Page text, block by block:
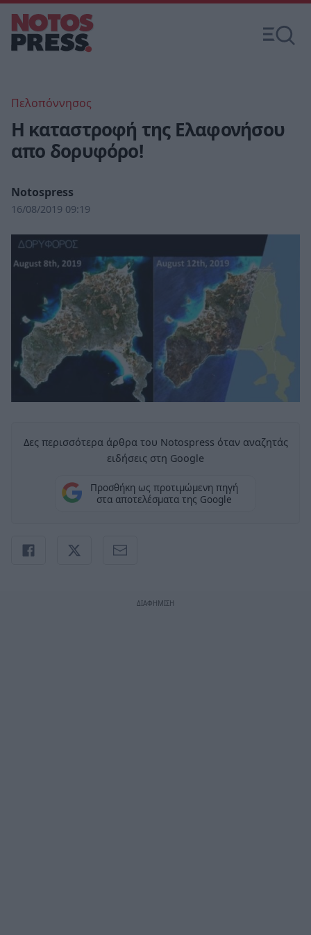
Πελοπόννησος
Η καταστροφή της Ελαφονήσου
απο δορυφόρο!
Notospress
16/08/2019 09:19
Δες περισσότερα άρθρα του Notospress όταν αναζητάς
ειδήσεις στη Google
Προσθήκη ως προτιμώμενη πηγή
στα αποτελέσματα της Google